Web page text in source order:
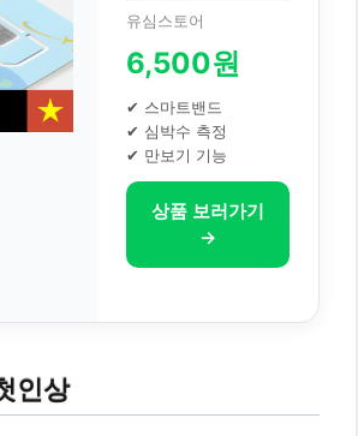
유심스토어
6,500원
✔ 스마트밴드
✔ 심박수 측정
✔ 만보기 기능
상품 보러가기
→
인상